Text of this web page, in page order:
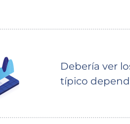
Debería ver
típico